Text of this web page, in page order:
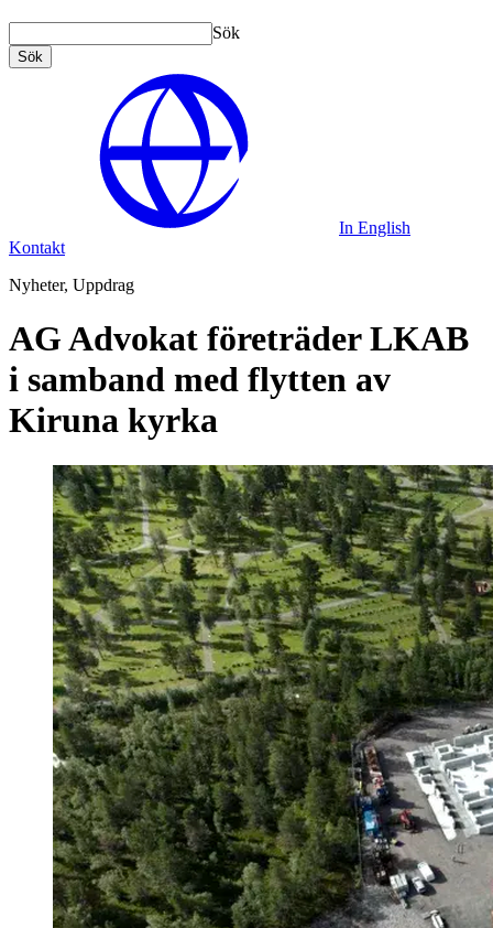
Sök
Sök
In English
Kontakt
Nyheter, Uppdrag
AG Advokat företräder LKAB
i samband med flytten av
Kiruna kyrka